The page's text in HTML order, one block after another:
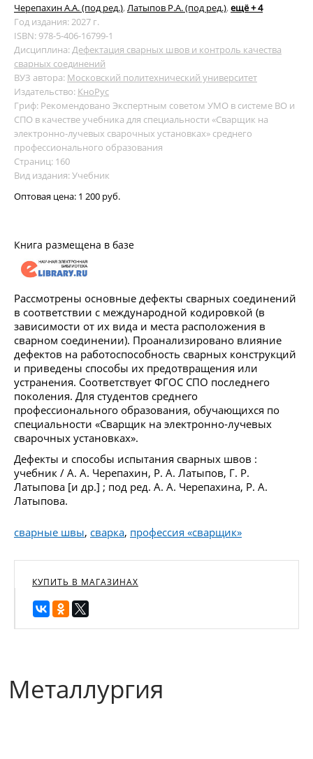
Черепахин А.А. (под ред.), Латыпов Р.А. (под ред.), ещё + 4
Год издания: 2027 г.
ISBN: 978-5-406-16799-1
Дисциплина:Дефектация сварных швов и контроль качества
сварных соединений
ВУЗ автора: Московский политехнический университет
Издательство: КноРус
Гриф: Рекомендовано Экспертным советом УМО в системе ВО и
СПО в качестве учебника для специальности «Сварщик на
электронно-лучевых сварочных установках» среднего
профессионального образования
Страниц: 160
Вид издания: Учебник
Оптовая цена: 1 200 руб.
Книга размещена в базе
Рассмотрены основные дефекты сварных соединений
в соответствии с международной кодировкой (в
зависимости от их вида и места расположения в
сварном соединении). Проанализировано влияние
дефектов на работоспособность сварных конструкций
и приведены способы их предотвращения или
устранения. Соответствует ФГОС СПО последнего
поколения. Для студентов среднего
профессионального образования, обучающихся по
специальности «Сварщик на электронно-лучевых
сварочных установках».
Дефекты и способы испытания сварных швов :
учебник / А. А. Черепахин, Р. А. Латыпов, Г. Р.
Латыпова [и др.] ; под ред. А. А. Черепахина, Р. А.
Латыпова.
сварные швы, сварка, профессия «сварщик»
КУПИТЬ В МАГАЗИНАХ
Металлургия